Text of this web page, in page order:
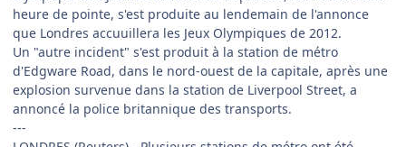
heure de pointe, s'est produite au lendemain de l'annonce
que Londres accuuillera les Jeux Olympiques de 2012.
Un "autre incident" s'est produit à la station de métro
d'Edgware Road, dans le nord-ouest de la capitale, après une
explosion survenue dans la station de Liverpool Street, a
annoncé la police britannique des transports.
---